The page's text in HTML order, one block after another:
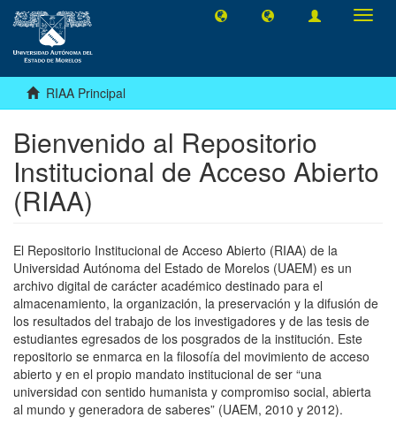
RIAA Principal
Bienvenido al Repositorio
Institucional de Acceso Abierto
(RIAA)
El Repositorio Institucional de Acceso Abierto (RIAA) de la
Universidad Autónoma del Estado de Morelos (UAEM) es un
archivo digital de carácter académico destinado para el
almacenamiento, la organización, la preservación y la difusión de
los resultados del trabajo de los investigadores y de las tesis de
estudiantes egresados de los posgrados de la institución. Este
repositorio se enmarca en la filosofía del movimiento de acceso
abierto y en el propio mandato institucional de ser “una
universidad con sentido humanista y compromiso social, abierta
al mundo y generadora de saberes” (UAEM, 2010 y 2012).